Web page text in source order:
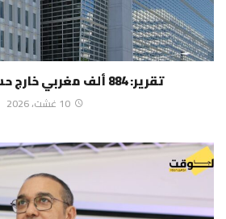
تقرير: 884 ألف مغربي خارج حسابات البطالة
10 غشت، 2026